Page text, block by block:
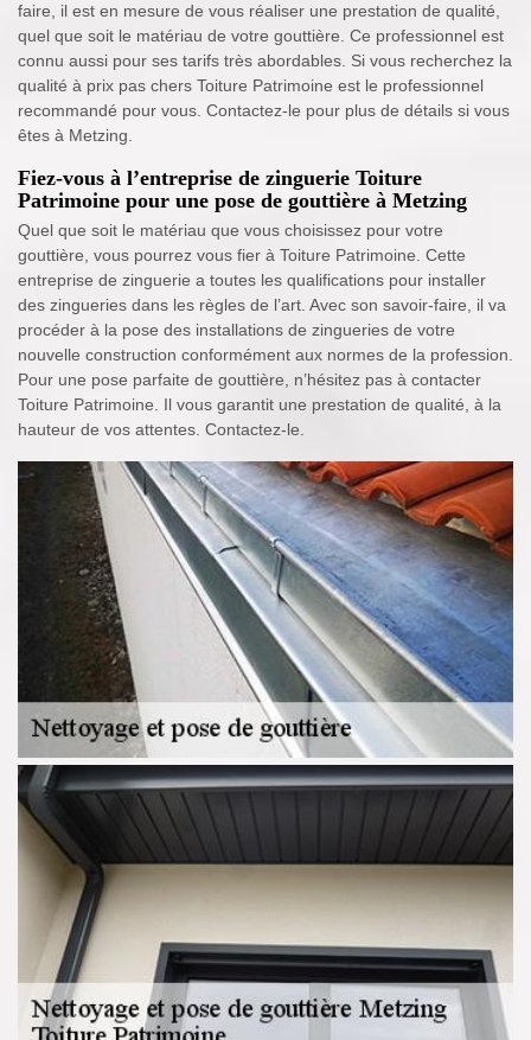
faire, il est en mesure de vous réaliser une prestation de qualité,
quel que soit le matériau de votre gouttière. Ce professionnel est
connu aussi pour ses tarifs très abordables. Si vous recherchez la
qualité à prix pas chers Toiture Patrimoine est le professionnel
recommandé pour vous. Contactez-le pour plus de détails si vous
êtes à Metzing.
Fiez-vous à l’entreprise de zinguerie Toiture
Patrimoine pour une pose de gouttière à Metzing
Quel que soit le matériau que vous choisissez pour votre
gouttière, vous pourrez vous fier à Toiture Patrimoine. Cette
entreprise de zinguerie a toutes les qualifications pour installer
des zingueries dans les règles de l’art. Avec son savoir-faire, il va
procéder à la pose des installations de zingueries de votre
nouvelle construction conformément aux normes de la profession.
Pour une pose parfaite de gouttière, n’hésitez pas à contacter
Toiture Patrimoine. Il vous garantit une prestation de qualité, à la
hauteur de vos attentes. Contactez-le.